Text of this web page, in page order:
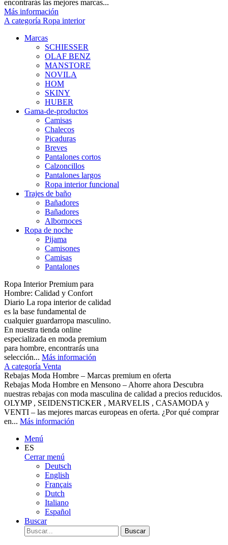
encontrarás las mejores marcas...
Más información
A categoría Ropa interior
Marcas
SCHIESSER
OLAF BENZ
MANSTORE
NOVILA
HOM
SKINY
HUBER
Gama-de-productos
Camisas
Chalecos
Picaduras
Breves
Pantalones cortos
Calzoncillos
Pantalones largos
Ropa interior funcional
Trajes de baño
Bañadores
Bañadores
Albornoces
Ropa de noche
Pijama
Camisones
Camisas
Pantalones
Ropa Interior Premium para
Hombre: Calidad y Confort
Diario La ropa interior de calidad
es la base fundamental de
cualquier guardarropa masculino.
En nuestra tienda online
especializada en moda premium
para hombre, encontrarás una
selección... Más información
A categoría Venta
Rebajas Moda Hombre – Marcas premium en oferta
Rebajas Moda Hombre en Mensono – Ahorre ahora Descubra
nuestras rebajas con moda masculina de calidad a precios reducidos.
OLYMP , SEIDENSTICKER , MARVELIS , CASAMODA y
VENTI – las mejores marcas europeas en oferta. ¿Por qué comprar
en... Más información
Menú
ES
Cerrar menú
Deutsch
English
Français
Dutch
Italiano
Español
Buscar
Buscar